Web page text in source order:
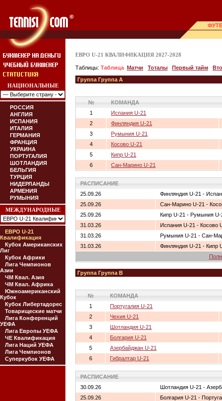
НАЦИОНАЛЬНЫЕ
РОССИЯ
АНГЛИЯ
ИСПАНИЯ
ИТАЛИЯ
ГЕРМАНИЯ
ФРАНЦИЯ
УКРАИНА
ПОРТУГАЛИЯ
ШОТЛАНДИЯ
БЕЛЬГИЯ
ТУРЦИЯ
НИДЕРЛАНДЫ
АРМЕНИЯ
РУМЫНИЯ
МЕЖДУНАРОДНЫЕ
ЕВРО U-21
Квалификация
Кубок Американских
Лиг
Кубок Африки
Лига Чемпионов
Азии
ЧМ Квал. Азия
ЧМ Квал. Африка
Южноамериканский
Кубок
Кубок Либертадорес
Товарищеские матчи
Лига Конференций
УЕФА
Лига Европы УЕФА
ЧЕ Квалификация
Лига Наций УЕФА
Лига Чемпионов
Суперкубок УЕФА
ЕВРО U-21 КВАЛИФИКАЦИЯ 2027-2028
Таблицы: Таблица Матчи Тоталы Первый тайм
Группа Группа A
№
КОМАНДА
1
Испания U-21
2
Финляндия U-21
3
Румыния U-21
4
Косово U-21
5
Кипр U-21
6
Сан-Марино U-21
РАСПИСАНИЕ
25.09.26
Финляндия U-21 -
25.09.26
Сан-Марино U-21 -
25.09.26
Кипр U-21 - Румыния U-
31.03.26
Испания U-21 - Косово
31.03.26
Румыния U-21 - Сан-
31.03.26
Финляндия U-21 - Кипр
Группа Группа B
№
КОМАНДА
1
Португалия U-21
2
Чехия U-21
3
Шотландия U-21
4
Болгария U-21
5
Азербайджан U-21
6
Гибралтар U-21
РАСПИСАНИЕ
30.09.26
Шотландия U-21 -
25.09.26
Болгария U-21 -